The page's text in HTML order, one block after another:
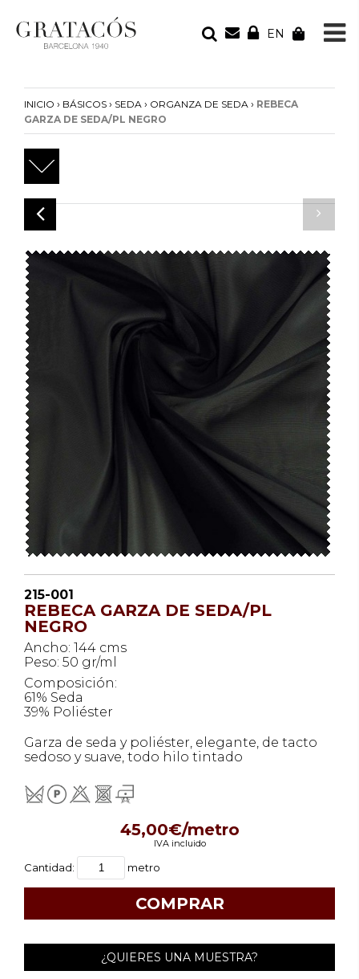
EN
Tu bolsa está vacía
INICIO › BÁSICOS › SEDA › ORGANZA DE SEDA › REBECA
GARZA DE SEDA/PL NEGRO
215-001
REBECA GARZA DE SEDA/PL
NEGRO
Ancho: 144 cms
Peso: 50 gr/ml
Composición:
61% Seda
39% Poliéster
Garza de seda y poliéster, elegante, de tacto
sedoso y suave, todo hilo tintado
45,00€/metro
IVA incluido
Cantidad: metro
¿QUIERES UNA MUESTRA?